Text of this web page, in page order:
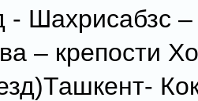
- Шахрисабзс
– крепости